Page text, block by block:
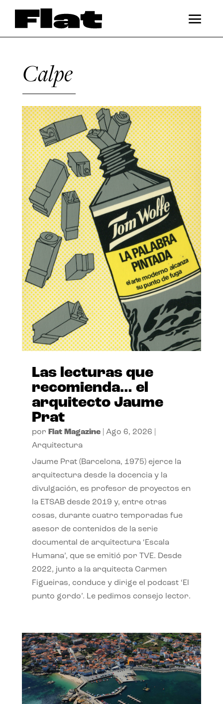
Calpe
Las lecturas que
recomienda… el
arquitecto Jaume
Prat
por Flat Magazine| Ago 6, 2026
Arquitectura
Jaume Prat (Barcelona, 1975) ejerce la
arquitectura desde la docencia y la
divulgación, es profesor de proyectos en
la ETSAB desde 2019 y, entre otras
cosas, durante cuatro temporadas fue
asesor de contenidos de la serie
documental de arquitectura ‘Escala
Humana’, que se emitió por TVE. Desde
2022, junto a la arquitecta Carmen
Figueiras, conduce y dirige el podcast ‘El
punto gordo’. Le pedimos consejo lector.